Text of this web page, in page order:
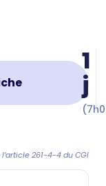
1
j
261-4-4 du CGI